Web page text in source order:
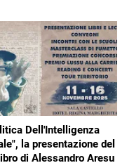
Dell'Intelligenza
la presentazione del
di Alessandro Aresu